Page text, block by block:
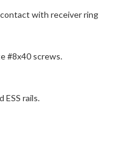
with receiver ring
#8x40 screws.
ESS rails.